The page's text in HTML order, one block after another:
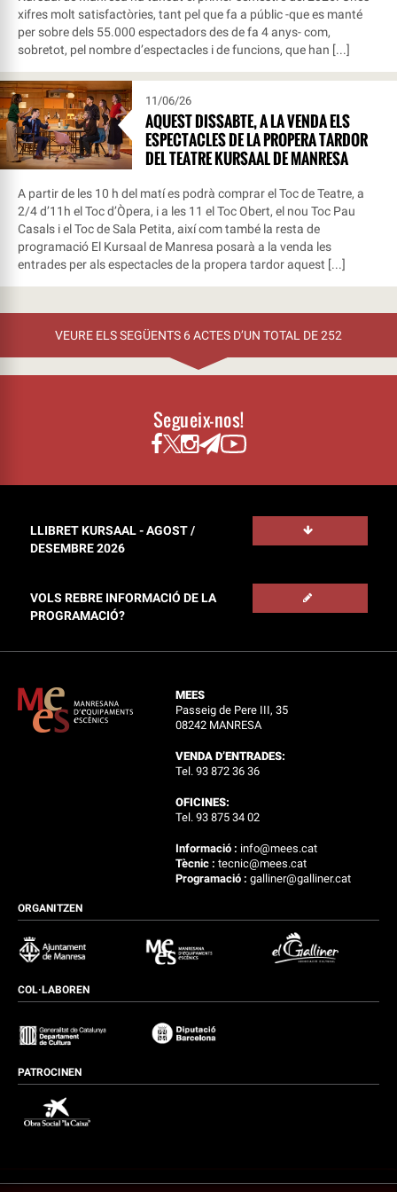
xifres molt satisfactòries, tant pel que fa a públic -que es manté
per sobre dels 55.000 espectadors des de fa 4 anys- com,
sobretot, pel nombre d’espectacles i de funcions, que han [...]
11/06/26
AQUEST DISSABTE, A LA VENDA ELS
ESPECTACLES DE LA PROPERA TARDOR
DEL TEATRE KURSAAL DE MANRESA
A partir de les 10 h del matí es podrà comprar el Toc de Teatre, a
2/4 d’11h el Toc d’Òpera, i a les 11 el Toc Obert, el nou Toc Pau
Casals i el Toc de Sala Petita, així com també la resta de
programació El Kursaal de Manresa posarà a la venda les
entrades per als espectacles de la propera tardor aquest [...]
VEURE ELS SEGÜENTS 6 ACTES D’UN TOTAL DE 252
Segueix-nos!
LLIBRET KURSAAL - AGOST /
DESEMBRE 2026
VOLS REBRE INFORMACIÓ DE LA
PROGRAMACIÓ?
MEES
Passeig de Pere III, 35
08242 MANRESA
VENDA D’ENTRADES:
Tel. 93 872 36 36
OFICINES:
Tel. 93 875 34 02
Informació : info@mees.cat
Tècnic :tecnic@mees.cat
Programació :galliner@galliner.cat
ORGANITZEN
COL·LABOREN
PATROCINEN